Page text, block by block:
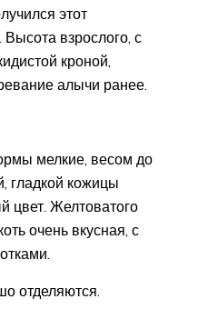
этот
взрослого, с
кроной,
алычи ранее.
мелкие, весом до
гладкой кожицы
цвет. Желтоватого
очень вкусная, с
отделяются.